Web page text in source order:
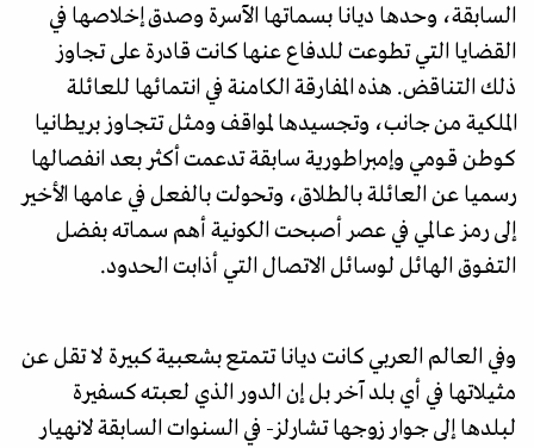
السابقة، وحدها ديانا بسماتها الآسرة وصدق إخلاصها في
القضايا التي تطوعت للدفاع عنها كانت قادرة على تجاوز
ذلك التناقض. هذه المفارقة الكامنة في انتمائها للعائلة
الملكية من جانب، وتجسيدها لمواقف ومـثل تتجـاوز بريطانيا
كوطن قـومي وإمبراطورية سابقة تدعمت أکثر بعد انفصالها
رسميا عن العائلة بالطلاق، وتحولت بالفعل في عامها الأخير
إلى رمـز عـالمي في عصر أصبحت الكونية أهم سـمـاته بفضل
التـفـوق الهائل لوسائل الاتصال التي أذابت الحدود.
وفي العالم العربي كانت ديانا تتمتع بشعبية كبيرة لا تقل عن
مثيلاتها في أي بلد آخر بل إن الدور الذي لعبته كسفيرة
لبلدها إلى جوار زوجها تشارلز- في السنوات السابقة لانهيار